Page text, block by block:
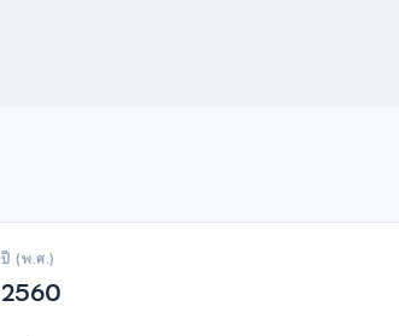
ปี (พ.ศ.)
2560